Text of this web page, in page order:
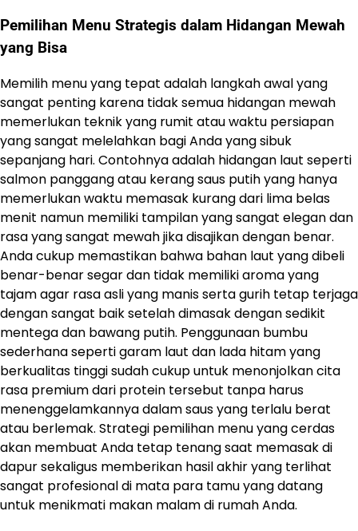
Pemilihan Menu Strategis dalam Hidangan Mewah
yang Bisa
Memilih menu yang tepat adalah langkah awal yang
sangat penting karena tidak semua hidangan mewah
memerlukan teknik yang rumit atau waktu persiapan
yang sangat melelahkan bagi Anda yang sibuk
sepanjang hari. Contohnya adalah hidangan laut seperti
salmon panggang atau kerang saus putih yang hanya
memerlukan waktu memasak kurang dari lima belas
menit namun memiliki tampilan yang sangat elegan dan
rasa yang sangat mewah jika disajikan dengan benar.
Anda cukup memastikan bahwa bahan laut yang dibeli
benar-benar segar dan tidak memiliki aroma yang
tajam agar rasa asli yang manis serta gurih tetap terjaga
dengan sangat baik setelah dimasak dengan sedikit
mentega dan bawang putih. Penggunaan bumbu
sederhana seperti garam laut dan lada hitam yang
berkualitas tinggi sudah cukup untuk menonjolkan cita
rasa premium dari protein tersebut tanpa harus
menenggelamkannya dalam saus yang terlalu berat
atau berlemak. Strategi pemilihan menu yang cerdas
akan membuat Anda tetap tenang saat memasak di
dapur sekaligus memberikan hasil akhir yang terlihat
sangat profesional di mata para tamu yang datang
untuk menikmati makan malam di rumah Anda.